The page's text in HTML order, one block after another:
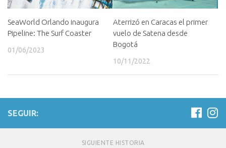
SeaWorld Orlando inaugura
Pipeline: The Surf Coaster
01/06/2023
Aterrizó en Caracas el primer
vuelo de Satena desde
Bogotá
10/11/2022
SEGUIR:
SIGUIENTE HISTORIA